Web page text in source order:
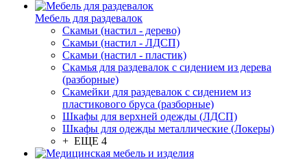
Мебель для раздевалок
Скамьи (настил - дерево)
Скамьи (настил - ЛДСП)
Скамьи (настил - пластик)
Скамья для раздевалок с сидением из дерева
(разборные)
Скамейки для раздевалок с сидением из
пластикового бруса (разборные)
Шкафы для верхней одежды (ЛДСП)
Шкафы для одежды металлические (Локеры)
+ ЕЩЕ 4